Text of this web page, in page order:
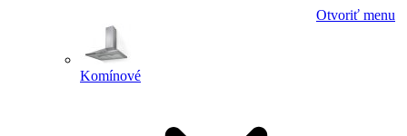
Otvoriť menu
Komínové